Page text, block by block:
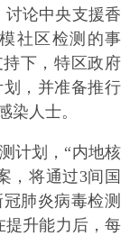
讨论中央支援香
社区检测的事
下，特区政府
，并准备推行
染人士。
计划，“内地核
，将通过3间国
肺炎病毒检测
提升能力后，每